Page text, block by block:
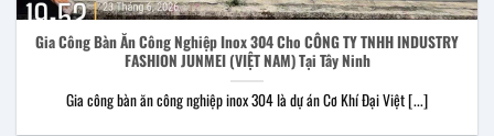
Gia Công Bàn Ăn Công Nghiệp Inox 304 Cho CÔNG TY TNHH INDUSTRY
FASHION JUNMEI (VIỆT NAM) Tại Tây Ninh
Gia công bàn ăn công nghiệp inox 304 là dự án Cơ Khí Đại Việt [...]